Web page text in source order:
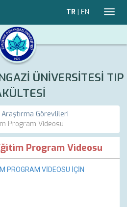
TR | EN
ÜNİVERSİTESİ TIP
Araştırma Görevlileri
Program Videosu
Program Videosu
PROGRAM VİDEOSU İÇİN